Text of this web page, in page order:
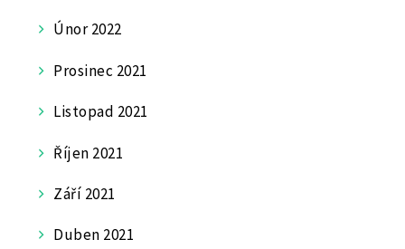
Únor 2022
Prosinec 2021
Listopad 2021
Říjen 2021
Září 2021
Duben 2021